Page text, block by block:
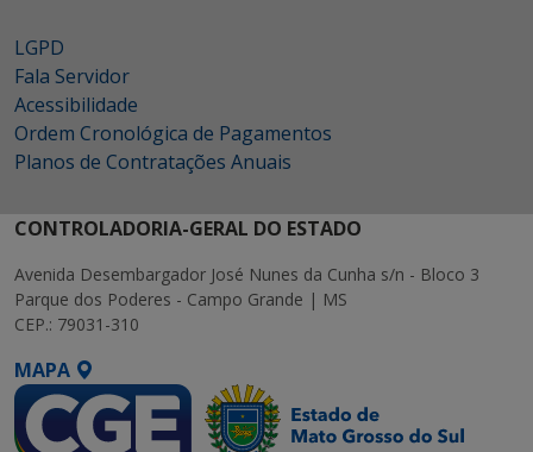
LGPD
Fala Servidor
Acessibilidade
Ordem Cronológica de Pagamentos
Planos de Contratações Anuais
CONTROLADORIA-GERAL DO ESTADO
Avenida Desembargador José Nunes da Cunha s/n - Bloco 3
Parque dos Poderes - Campo Grande | MS
CEP.: 79031-310
MAPA